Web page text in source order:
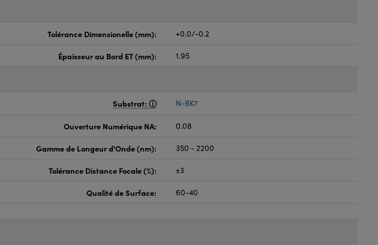
Tolérance Dimensionelle (mm): +0.0/-0.2
Épaisseur au Bord ET (mm): 1.95
Substrat: N-BK7
Ouverture Numérique NA: 0.08
Gamme de Longeur d'Onde (nm): 350 - 2200
Tolérance Distance Focale (%): ±3
Qualité de Surface: 60-40